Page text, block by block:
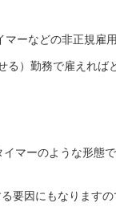
マーなどの非正規雇
る）勤務で雇えれば
マーのような形態
要因にもなります